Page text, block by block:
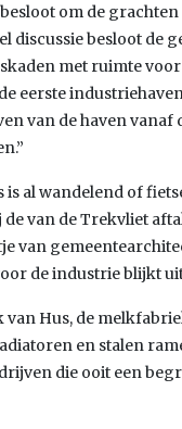
om de
discussie besloot de
met ruimte
eerste
van de haven
is al wandelend of
van de Trekvliet
van
de industrie blijkt
van Hus, de
en stalen
die ooit een